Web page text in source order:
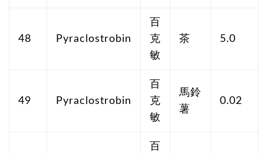
48 Pyraclostrobin
百
克
敏
茶 5.0
49 Pyraclostrobin
百
克
敏
馬鈴
薯
0.02
百